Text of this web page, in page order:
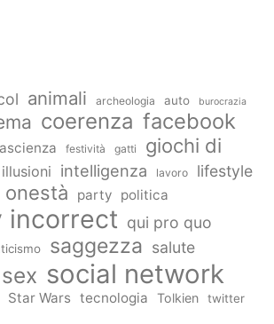
animali archeologia auto burocrazia
coerenza facebook
festività gatti
giochi di
illusioni intelligenza lavoro lifestyle
onestà party politica
incorrect qui pro quo
saggezza salute
sex social network
Star Wars tecnologia Tolkien twitter